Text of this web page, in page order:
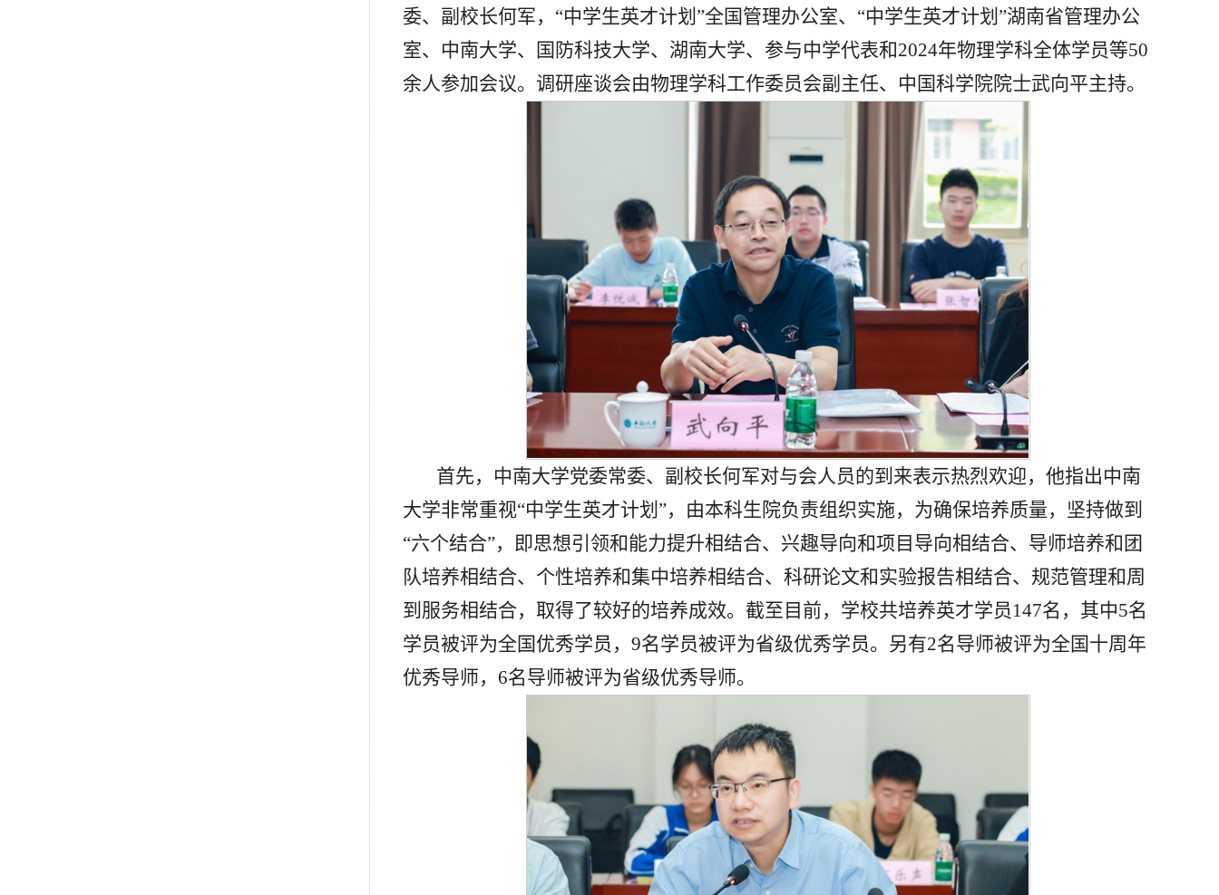
委、副校长何军，“中学生英才计划”全国管理办公室、“中学生英才计划”湖南省管理办公
室、中南大学、国防科技大学、湖南大学、参与中学代表和2024年物理学科全体学员等50
余人参加会议。调研座谈会由物理学科工作委员会副主任、中国科学院院士武向平主持。
首先，中南大学党委常委、副校长何军对与会人员的到来表示热烈欢迎，他指出中南
大学非常重视“中学生英才计划”，由本科生院负责组织实施，为确保培养质量，坚持做到
“六个结合”，即思想引领和能力提升相结合、兴趣导向和项目导向相结合、导师培养和团
队培养相结合、个性培养和集中培养相结合、科研论文和实验报告相结合、规范管理和周
到服务相结合，取得了较好的培养成效。截至目前，学校共培养英才学员147名，其中5名
学员被评为全国优秀学员，9名学员被评为省级优秀学员。另有2名导师被评为全国十周年
优秀导师，6名导师被评为省级优秀导师。